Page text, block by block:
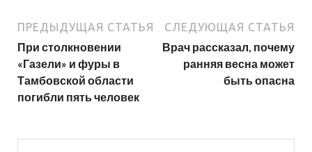
ПРЕДЫДУЩАЯ СТАТЬЯ
При столкновении
«Газели» и фуры в
Тамбовской области
погибли пять человек
СЛЕДУЮЩАЯ СТАТЬЯ
Врач рассказал, почему
ранняя весна может
быть опасна